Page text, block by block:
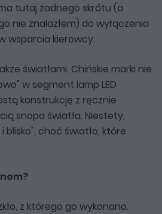
tutaj żadnego skrótu (a
nie znalazłem) do wyłączenia
wsparcia kierowcy.
światłami. Chińskie marki nie
w segment lamp LED
konstrukcję z ręcznie
snopa światła. Niestety,
blisko", choć światło, które
z którego go wykonano.